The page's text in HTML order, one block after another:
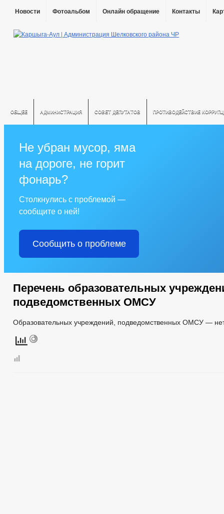
Новости Фотоальбом Онлайн обращение Контакты
ОБЩЕЕ АДМИНИСТРАЦИЯ СОВЕТ ДЕПУТАТОВ ПРОТИВОДЕЙСТВИЕ
Не убран мусор, яма
на дороге, не горит
фонарь?
Столкнулись с проблемой —
сообщите о ней!
Сообщить о проблеме
Перечень образовательных
подведомственных ОМСУ
Образовательных учреждений, подведомственных ОМСУ —